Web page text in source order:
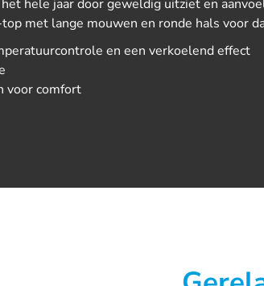
hele jaar door geweldig uitziet en
met lange mouwen en ronde hals voor
en een verkoelend effect
voor comfort